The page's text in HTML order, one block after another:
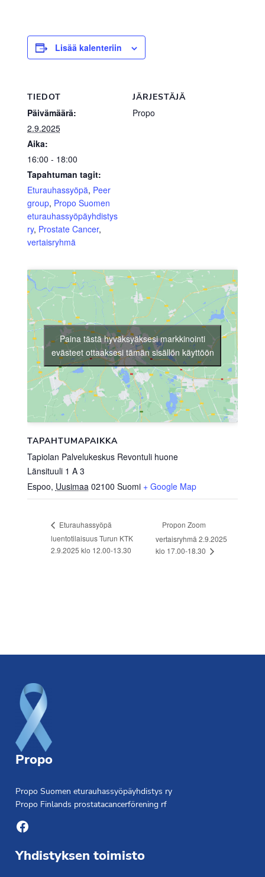
Lisää kalenteriin
TIEDOT
Päivämäärä:
2.9.2025
Aika:
16:00 - 18:00
Tapahtuman tagit:
Eturauhassyöpä, Peer
group, Propo Suomen
eturauhassyöpäyhdistys
ry, Prostate Cancer,
vertaisryhmä
JÄRJESTÄJÄ
Propo
TAPAHTUMAPAIKKA
Tapiolan Palvelukeskus Revontuli huone
Länsituuli 1 A 3
Espoo, Uusimaa 02100 Suomi + Google Map
Paina tästä hyväksyäksesi markkinointi
evästeet ottaaksesi tämän sisällön käyttöön
Eturauhassyöpä
luentotilaisuus Turun KTK
2.9.2025 klo 12.00-13.30
Propon Zoom
vertaisryhmä 2.9.2025
klo 17.00-18.30
Propo
Propo Suomen eturauhassyöpäyhdistys ry
Propo Finlands prostatacancerförening rf
Facebook
Yhdistyksen toimisto